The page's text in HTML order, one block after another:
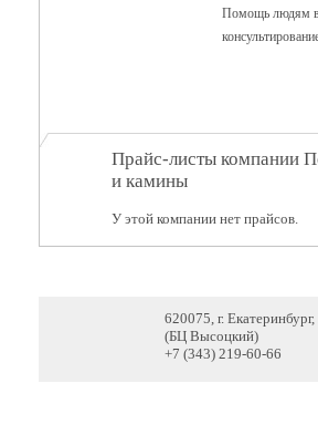
Помощь людям в
Прайс-листы компании
и камины
У этой компании нет прайсов.
620075, г.
(БЦ Высоцкий)
+7 (343) 219-60-66